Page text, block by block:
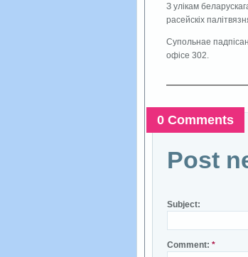
З улікам
расейскіх
Супольнае
офісе 302.
0 Comments
Post
Subject:
Comment: *